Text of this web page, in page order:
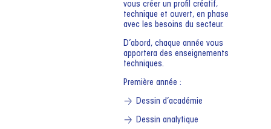
vous créer un profil créatif,
technique et ouvert, en phase
avec les besoins du secteur.
D’abord, chaque année vous
apportera des enseignements
techniques.
Première année :
Dessin d’académie
Dessin analytique